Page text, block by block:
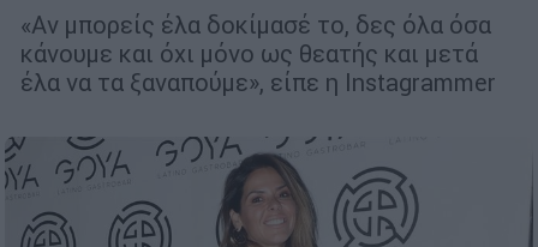
«Αν μπορείς έλα δοκίμασέ το, δες όλα όσα
κάνουμε και όχι μόνο ως θεατής και μετά
έλα να τα ξαναπούμε», είπε η Instagrammer